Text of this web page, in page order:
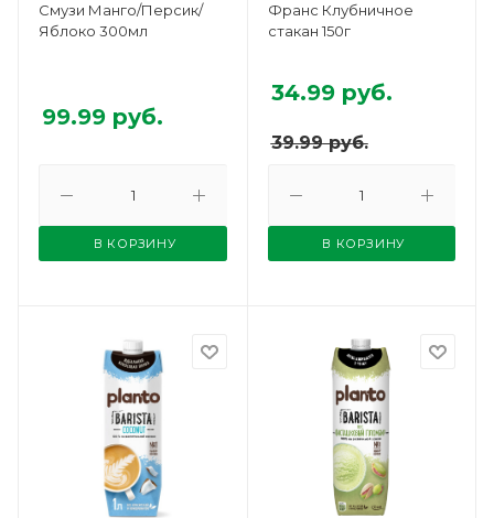
Смузи Манго/Персик/
Яблоко 300мл
99.99 руб.
В КОРЗИНУ
Франс Клубничное
стакан 150г
39.99руб.
34.99руб.
В КОРЗИНУ